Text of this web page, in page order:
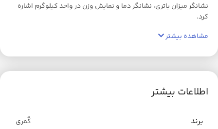
نشانگر میزان باتری، نشانگر دما و نمایش وزن در واحد کیلوگرم اشاره
کرد.
مشاهده بیشتر
اطلاعات بیشتر
برند کٌمری